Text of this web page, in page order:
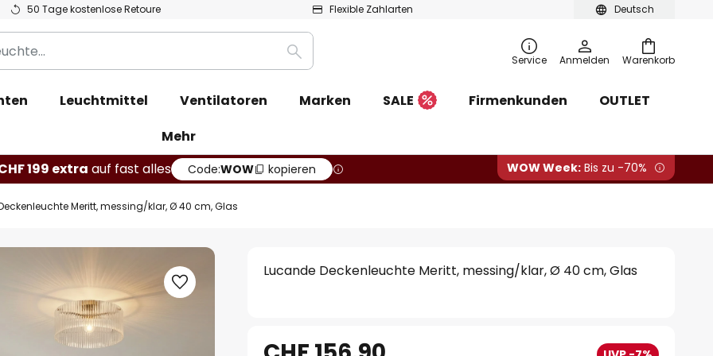
Deutsch
50 Tage kostenlose Retoure Flexible Zahlarten
Warenkorb
Suche Service Anmelden
Leuchtmittel Ventilatoren Marken SALE Firmenkunden
OUTLET
Mehr
199 extra auf fast alles Code:WOW kopieren WOW Week: Bis zu -70%
Meritt, messing/klar, Ø 40 cm, Glas
Lucande Deckenleuchte Meritt, messing/klar, Ø 40 cm, Glas